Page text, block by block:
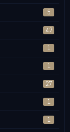
5
42
1
1
27
1
1